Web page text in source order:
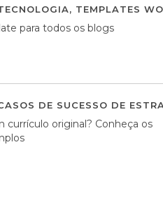
, TEMPLATES
para todos os blogs
DE SUCESSO DE
currículo original? Conheça os